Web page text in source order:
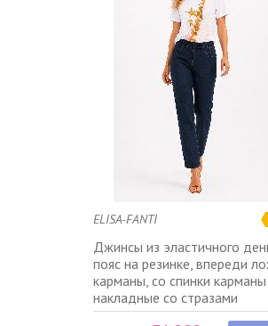
ELISA-FANTI
Джинсы из эластичного
пояс на резинке, впереди
карманы, со спинки карманы
накладные со стразами